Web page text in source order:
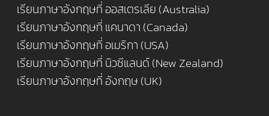
เรียนภาษาอังกฤษที่ ออสเตรเลีย (Australia)
เรียนภาษาอังกฤษที่ แคนาดา (Canada)
เรียนภาษาอังกฤษที่ อเมริกา (USA)
เรียนภาษาอังกฤษที่ นิวซีแลนด์ (New Zealand)
เรียนภาษาอังกฤษที่ อังกฤษ (UK)